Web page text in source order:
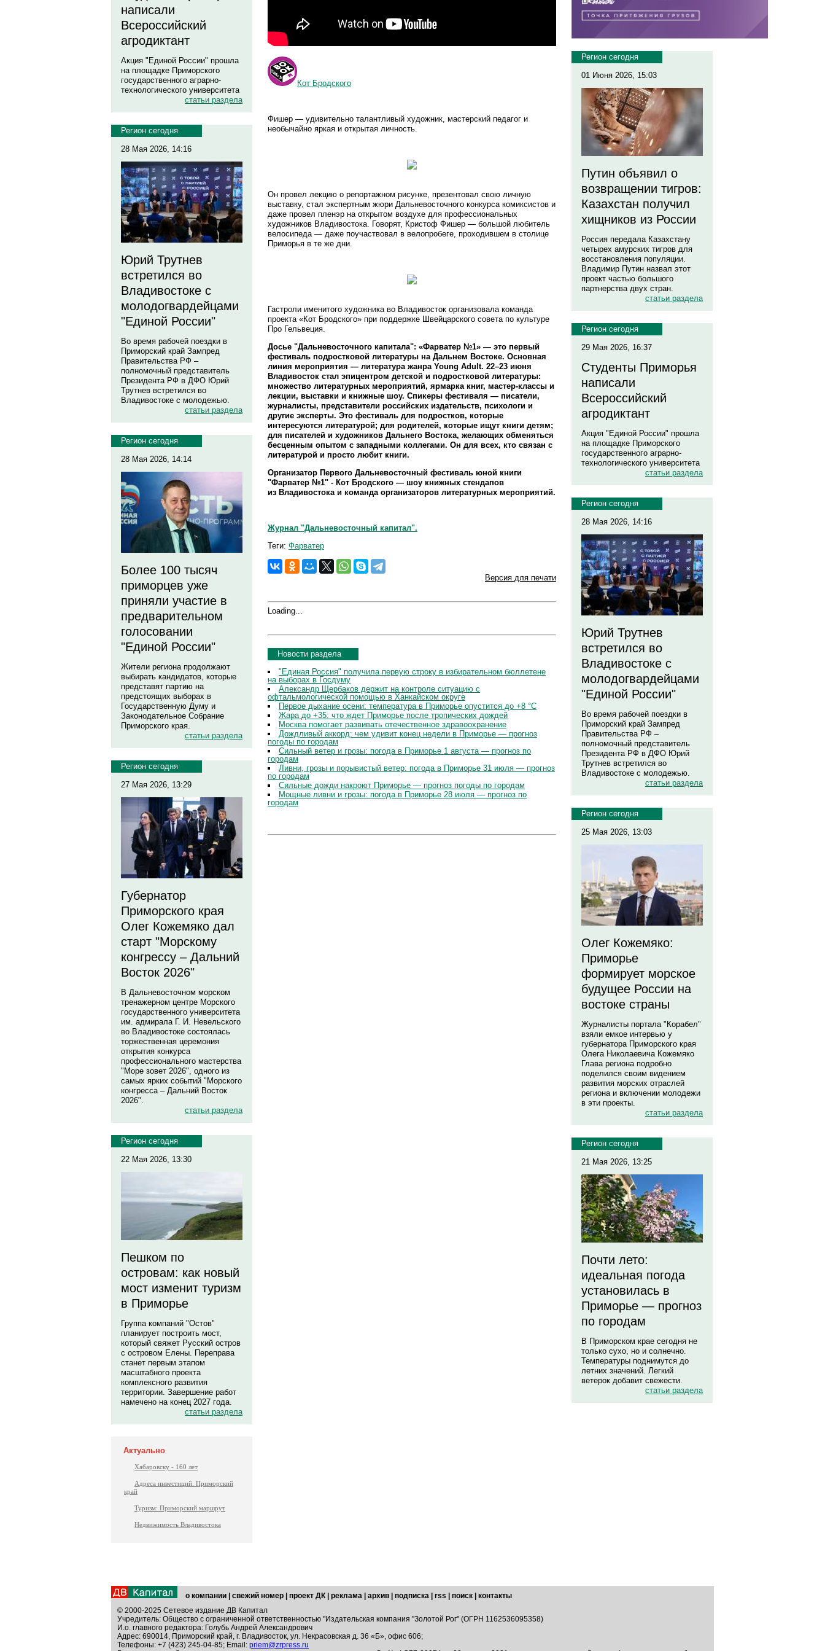
написали
Всероссийский
агродиктант
Акция "Единой России" прошла
на площадке Приморского
государственного аграрно-
технологического университета
статьи раздела
Регион сегодня
28 Мая 2026, 14:16
Юрий Трутнев
встретился во
Владивостоке с
молодогвардейцами
"Единой России"
Во время рабочей поездки в
Приморский край Зампред
Правительства РФ –
полномочный представитель
Президента РФ в ДФО Юрий
Трутнев встретился во
Владивостоке с молодежью.
статьи раздела
Регион сегодня
28 Мая 2026, 14:14
Более 100 тысяч
приморцев уже
приняли участие в
предварительном
голосовании
"Единой России"
Жители региона продолжают
выбирать кандидатов, которые
представят партию на
предстоящих выборах в
Государственную Думу и
Законодательное Собрание
Приморского края.
статьи раздела
Регион сегодня
27 Мая 2026, 13:29
Губернатор
Приморского края
Олег Кожемяко дал
старт "Морскому
конгрессу – Дальний
Восток 2026"
В Дальневосточном морском
тренажерном центре Морского
государственного университета
им. адмирала Г. И. Невельского
во Владивостоке состоялась
торжественная церемония
открытия конкурса
профессионального мастерства
"Море зовет 2026", одного из
самых ярких событий "Морского
конгресса – Дальний Восток
2026".
статьи раздела
Регион сегодня
22 Мая 2026, 13:30
Пешком по
островам: как новый
мост изменит туризм
в Приморье
Группа компаний "Остов"
планирует построить мост,
который свяжет Русский остров
с островом Елены. Переправа
станет первым этапом
масштабного проекта
комплексного развития
территории. Завершение работ
намечено на конец 2027 года.
статьи раздела
Актуально
Хабаровску - 160 лет
Адреса инвестиций. Приморский
край
Туризм: Приморский маршрут
Недвижимость Владивостока
Кот Бродского
Фишер — удивительно талантливый художник, мастерский педагог и
необычайно яркая и открытая личность.
Он провел лекцию о репортажном рисунке, презентовал свою личную
выставку, стал экспертным жюри Дальневосточного конкурса комиксистов и
даже провел пленэр на открытом воздухе для профессиональных
художников Владивостока. Говорят, Кристоф Фишер — большой любитель
велосипеда — даже поучаствовал в велопробеге, проходившем в столице
Приморья в те же дни.
Гастроли именитого художника во Владивосток организовала команда
проекта «Кот Бродского» при поддержке Швейцарского совета по культуре
Про Гельвеция.
Досье "Дальневосточного капитала": «Фарватер №1» — это первый
фестиваль подростковой литературы на Дальнем Востоке. Основная
линия мероприятия — литература жанра Young Adult. 22–23 июня
Владивосток стал эпицентром детской и подростковой литературы:
множество литературных мероприятий, ярмарка книг, мастер-классы и
лекции, выставки и книжные шоу. Спикеры фестиваля — писатели,
журналисты, представители российских издательств, психологи и
другие эксперты. Это фестиваль для подростков, которые
интересуются литературой; для родителей, которые ищут книги детям;
для писателей и художников Дальнего Востока, желающих обменяться
бесценным опытом с западными коллегами. Он для всех, кто связан с
литературой и просто любит книги.
Организатор Первого Дальневосточный фестиваль юной книги
"Фарватер №1" - Кот Бродского — шоу книжных стендапов
из Владивостока и команда организаторов литературных мероприятий.
Журнал "Дальневосточный капитал".
Теги: Фарватер
Версия для печати
Loading...
Новости раздела
"Единая Россия" получила первую строку в избирательном бюллетене
на выборах в Госдуму
Александр Щербаков держит на контроле ситуацию с
офтальмологической помощью в Ханкайском округе
Первое дыхание осени: температура в Приморье опустится до +8 °C
Жара до +35: что ждет Приморье после тропических дождей
Москва помогает развивать отечественное здравоохранение
Дождливый аккорд: чем удивит конец недели в Приморье — прогноз
погоды по городам
Сильный ветер и грозы: погода в Приморье 1 августа — прогноз по
городам
Ливни, грозы и порывистый ветер: погода в Приморье 31 июля — прогноз
по городам
Сильные дожди накроют Приморье — прогноз погоды по городам
Мощные ливни и грозы: погода в Приморье 28 июля — прогноз по
городам
Регион сегодня
01 Июня 2026, 15:03
Путин объявил о
возвращении тигров:
Казахстан получил
хищников из России
Россия передала Казахстану
четырех амурских тигров для
восстановления популяции.
Владимир Путин назвал этот
проект частью большого
партнерства двух стран.
статьи раздела
Регион сегодня
29 Мая 2026, 16:37
Студенты Приморья
написали
Всероссийский
агродиктант
Акция "Единой России" прошла
на площадке Приморского
государственного аграрно-
технологического университета
статьи раздела
Регион сегодня
28 Мая 2026, 14:16
Юрий Трутнев
встретился во
Владивостоке с
молодогвардейцами
"Единой России"
Во время рабочей поездки в
Приморский край Зампред
Правительства РФ –
полномочный представитель
Президента РФ в ДФО Юрий
Трутнев встретился во
Владивостоке с молодежью.
статьи раздела
Регион сегодня
25 Мая 2026, 13:03
Олег Кожемяко:
Приморье
формирует морское
будущее России на
востоке страны
Журналисты портала "Корабел"
взяли емкое интервью у
губернатора Приморского края
Олега Николаевича Кожемяко
Глава региона подробно
поделился своим видением
развития морских отраслей
региона и включении молодежи
в эти проекты.
статьи раздела
Регион сегодня
21 Мая 2026, 13:25
Почти лето:
идеальная погода
установилась в
Приморье — прогноз
по городам
В Приморском крае сегодня не
только сухо, но и солнечно.
Температуры поднимутся до
летних значений. Легкий
ветерок добавит свежести.
статьи раздела
о компании свежий номер проект ДК реклама архив подписка rss поиск
контакты
© 2000-2025 Сетевое издание ДВ Капитал
Учредитель: Общество с ограниченной ответственностью "Издательская компания "Золотой Рог" (ОГРН 1162536095358)
И.о. главного редактора: Голубь Андрей Александрович
Адрес: 690014, Приморский край, г. Владивосток, ул. Некрасовская д. 36 «Б», офис 606;
Телефоны: +7 (423) 245-04-85; Email: priem@zrpress.ru